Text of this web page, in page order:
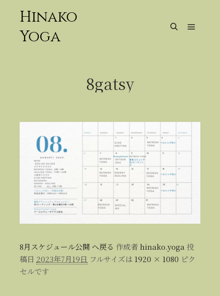
Hinako
Yoga
8gatsy
8月スケジュール公開 へ戻る 作成者hinako.yoga 投
稿日 2023年7月19日 フルサイズは 1920 × 1080 ピク
セルです